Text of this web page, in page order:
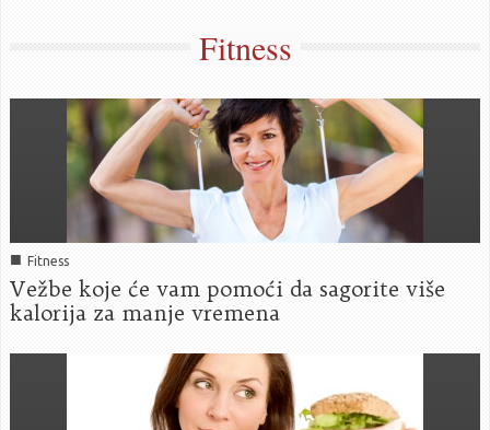
Fitness
■ Fitness
Vežbe koje će vam pomoći da sagorite više
kalorija za manje vremena